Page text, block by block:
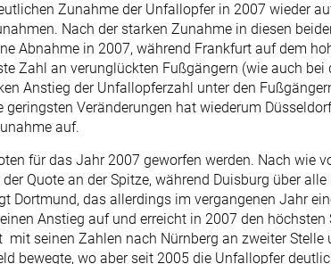
Zunahme der Unfallopfer in 2007 wieder
Nach der starken Zunahme in diesen
Abnahme in 2007, während Frankfurt auf dem
Zahl an verunglückten Fußgängern (wie auch bei
Anstieg der Unfallopferzahl unter den
Veränderungen hat wiederum
auf.
für das Jahr 2007 geworfen werden. Nach wie
Quote an der Spitze, während Duisburg über alle
Dortmund, das allerdings im vergangenen Jahr
Anstieg auf und erreicht in 2007 den höchsten
seinen Zahlen nach Nürnberg an zweiter Stelle
bewegte, wo aber seit 2005 die Unfallopfer